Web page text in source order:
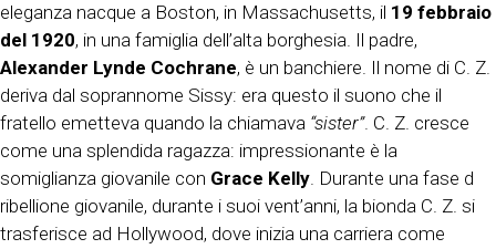
eleganza nacque a Boston, in Massachusetts, il 19 febbraio
del 1920, in una famiglia dell’alta borghesia. Il padre,
Alexander Lynde Cochrane, è un banchiere. Il nome di C. Z.
deriva dal soprannome Sissy: era questo il suono che il
fratello emetteva quando la chiamava “sister”. C. Z. cresce
come una splendida ragazza: impressionante è la
somiglianza giovanile con Grace Kelly. Durante una fase d
ribellione giovanile, durante i suoi vent’anni, la bionda C. Z. si
trasferisce ad Hollywood, dove inizia una carriera come